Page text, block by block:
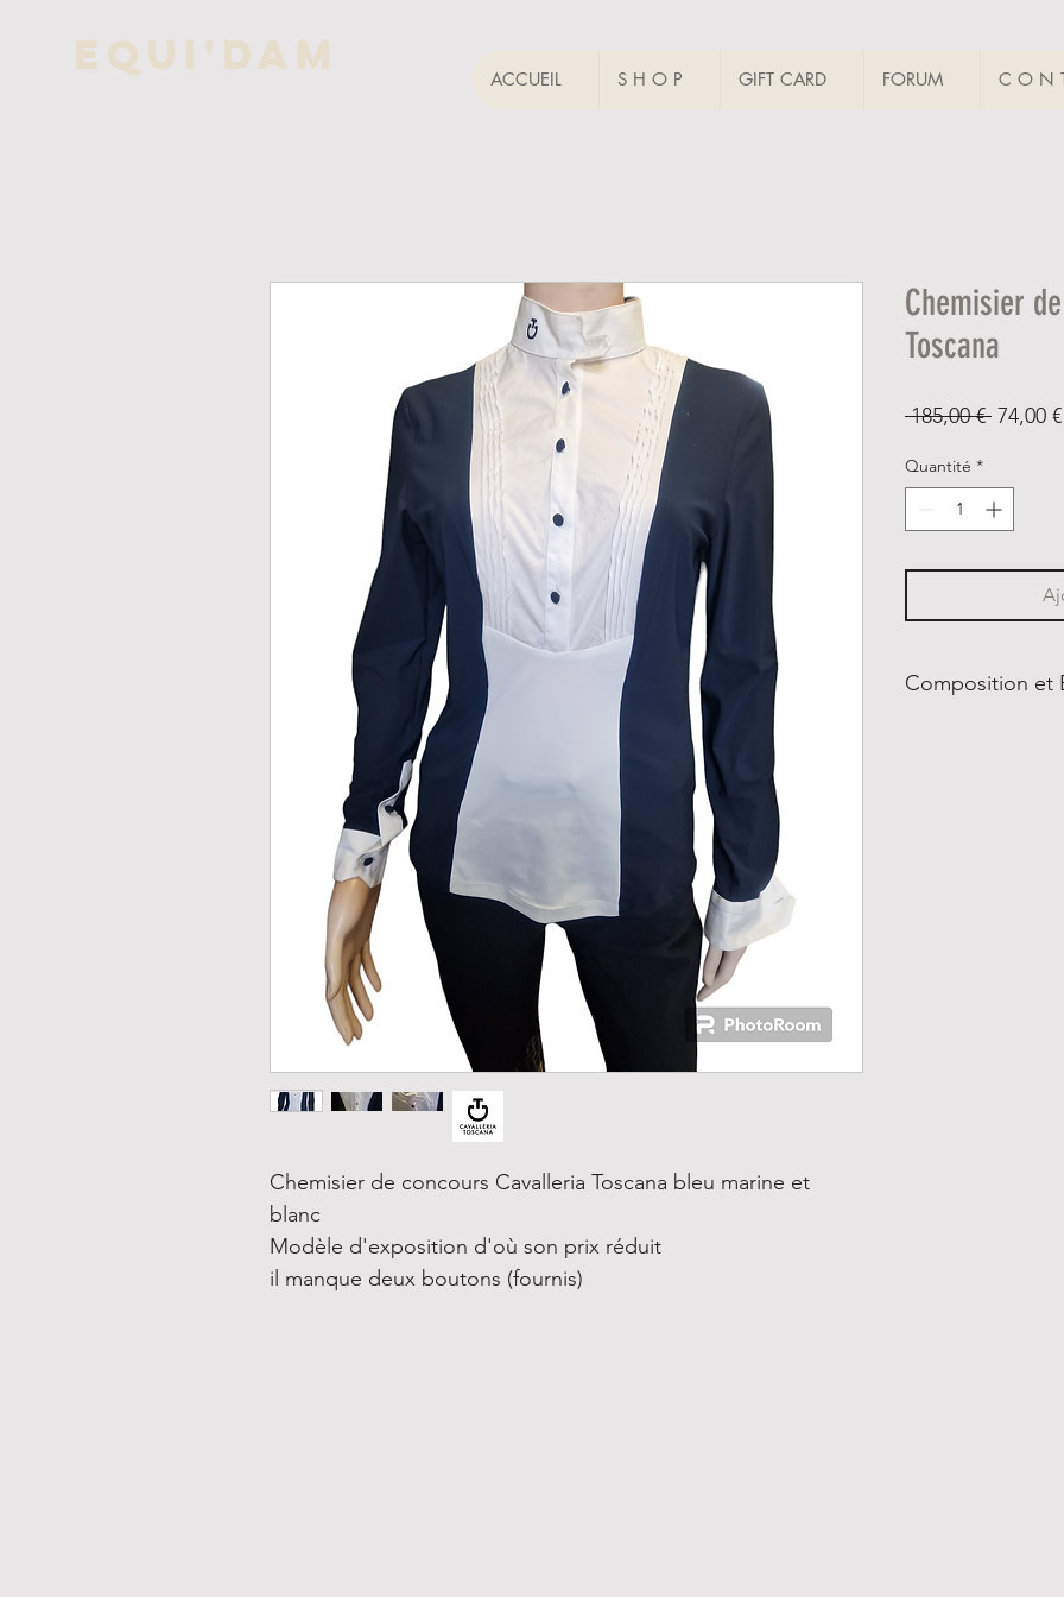
Equi'Dam
ACCUEIL
S H O P GIFT CARD FORUM C O N
Chemisier de concours Cavalleria Toscana bleu marine et
blanc
Modèle d'exposition d'où son prix réduit
il manque deux boutons (fournis)
Chemisier
Toscana
185,00 € Prix
74,00 €
Quantité *
Composition et